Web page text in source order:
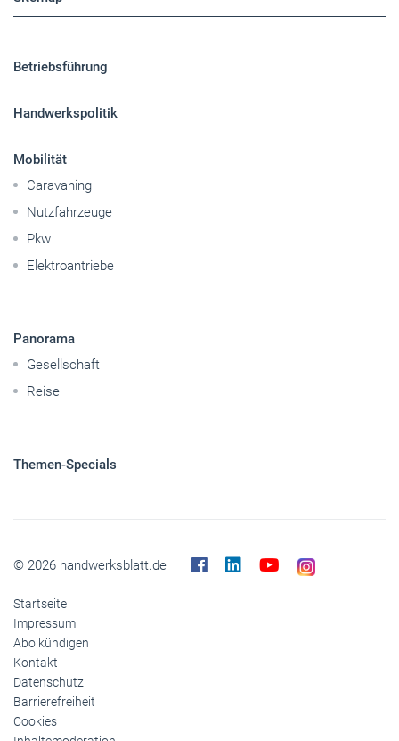
Betriebsführung
Handwerkspolitik
Mobilität
Caravaning
Nutzfahrzeuge
Pkw
Elektroantriebe
Panorama
Gesellschaft
Reise
Themen-Specials
© 2026 handwerksblatt.de
Startseite
Impressum
Abo kündigen
Kontakt
Datenschutz
Barrierefreiheit
Cookies